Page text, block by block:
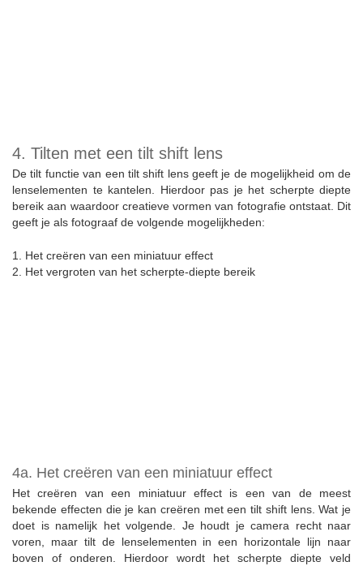
4. Tilten met een tilt shift lens
De tilt functie van een tilt shift lens geeft je de mogelijkheid om de
lenselementen te kantelen. Hierdoor pas je het scherpte diepte
bereik aan waardoor creatieve vormen van fotografie ontstaat. Dit
geeft je als fotograaf de volgende mogelijkheden:
1. Het creëren van een miniatuur effect
2. Het vergroten van het scherpte-diepte bereik
4a. Het creëren van een miniatuur effect
Het creëren van een miniatuur effect is een van de meest
bekende effecten die je kan creëren met een tilt shift lens. Wat je
doet is namelijk het volgende. Je houdt je camera recht naar
voren, maar tilt de lenselementen in een horizontale lijn naar
boven of onderen. Hierdoor wordt het scherpte diepte veld